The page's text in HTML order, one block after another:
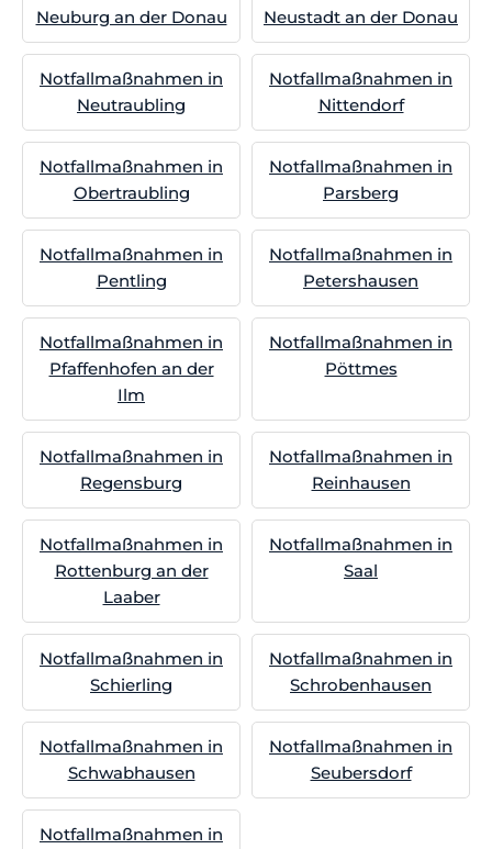
Neuburg an der Donau
Neustadt an der Donau
Notfallmaßnahmen in
Neutraubling
Notfallmaßnahmen in
Nittendorf
Notfallmaßnahmen in
Obertraubling
Notfallmaßnahmen in
Parsberg
Notfallmaßnahmen in
Pentling
Notfallmaßnahmen in
Petershausen
Notfallmaßnahmen in
Pfaffenhofen an der
Ilm
Notfallmaßnahmen in
Pöttmes
Notfallmaßnahmen in
Regensburg
Notfallmaßnahmen in
Reinhausen
Notfallmaßnahmen in
Rottenburg an der
Laaber
Notfallmaßnahmen in
Saal
Notfallmaßnahmen in
Schierling
Notfallmaßnahmen in
Schrobenhausen
Notfallmaßnahmen in
Schwabhausen
Notfallmaßnahmen in
Seubersdorf
Notfallmaßnahmen in